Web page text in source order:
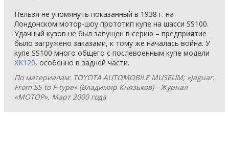
Нельзя не упомянуть показанный в 1938 г. на
Лондонском мотор-шоу прототип купе на шасси SS100.
Удачный кузов не был запущен в серию – предприятие
было загружено заказами, к тому же началась война. У
купе SS100 много общего с послевоенным купе модели
XK120, особенно в задней части.
По материалам: TOYOTA AUTOMOBILE MUSEUM; «Jaguar.
From SS to F-type» (Владимир Князьков) - Журнал
«МОТОР», Март 2000 года